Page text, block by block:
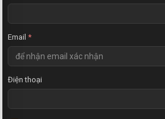
Email *
Điện thoại